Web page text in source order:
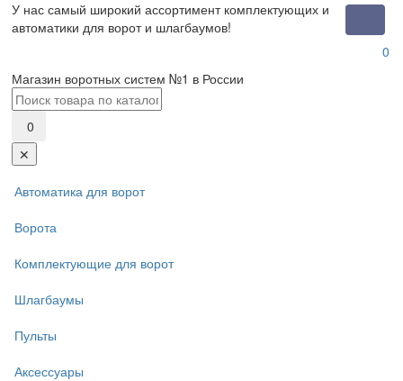
У нас самый широкий ассортимент комплектующих и
автоматики для ворот и шлагбаумов!
0
Магазин воротных систем №1 в России
0
✕
Автоматика для ворот
Ворота
Комплектующие для ворот
Шлагбаумы
Пульты
Аксессуары